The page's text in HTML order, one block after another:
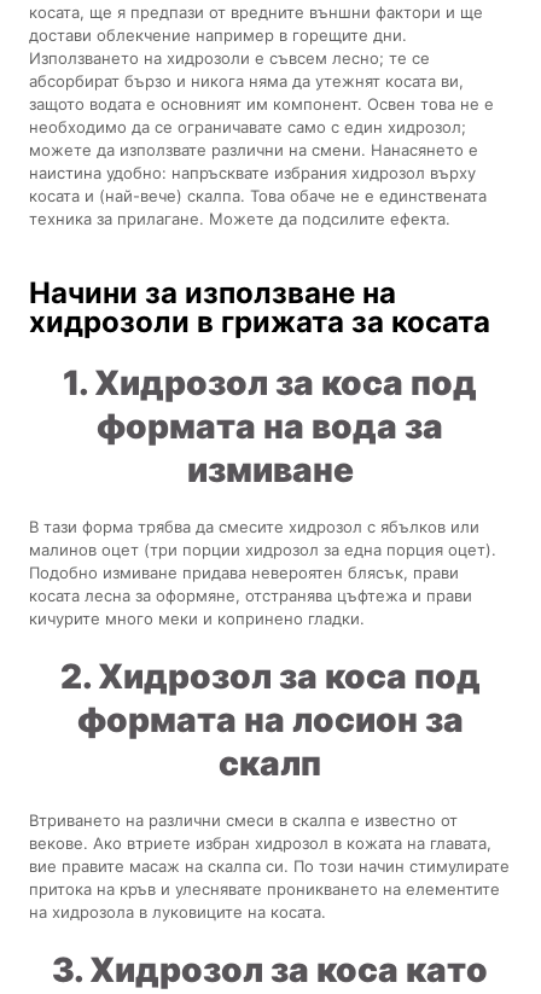
косата, ще я предпази от вредните външни фактори и ще
достави облекчение например в горещите дни.
Използването на хидрозоли е съвсем лесно; те се
абсорбират бързо и никога няма да утежнят косата ви,
защото водата е основният им компонент. Освен това не е
необходимо да се ограничавате само с един хидрозол;
можете да използвате различни на смени. Нанасянето е
наистина удобно: напръсквате избрания хидрозол върху
косата и (най-вече) скалпа. Това обаче не е единствената
техника за прилагане. Можете да подсилите ефекта.
Начини за използване на
хидрозоли в грижата за косата
1. Хидрозол за коса под
формата на вода за
измиване
В тази форма трябва да смесите хидрозол с ябълков или
малинов оцет (три порции хидрозол за една порция оцет).
Подобно измиване придава невероятен блясък, прави
косата лесна за оформяне, отстранява цъфтежа и прави
кичурите много меки и копринено гладки.
2. Хидрозол за коса под
формата на лосион за
скалп
Втриването на различни смеси в скалпа е известно от
векове. Ако втриете избран хидрозол в кожата на главата,
вие правите масаж на скалпа си. По този начин стимулирате
притока на кръв и улеснявате проникването на елементите
на хидрозола в луковиците на косата.
3. Хидрозол за коса като